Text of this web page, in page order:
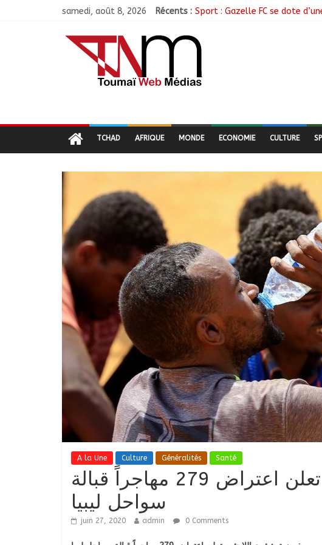
samedi, août 8, 2026 Récents : Sport : Gazelle FC se dote
Politique : Le RPC lance
Ati : Une journée de salubrité
TCHAD AFRIQUE MONDE ECONOMIE CULTURE
A la Une Culture Généralités Santé
مفوضية شؤون اللاجئين تعلن اعتراض 279 مهاجراً قبالة
سواحل ليبيا
juin 27, 2020 admin 0 Comments